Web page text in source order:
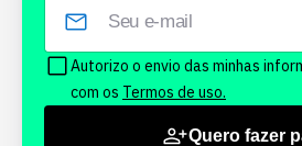
Autorizo o envio das minhas
com os Termos de uso.
Quero fazer